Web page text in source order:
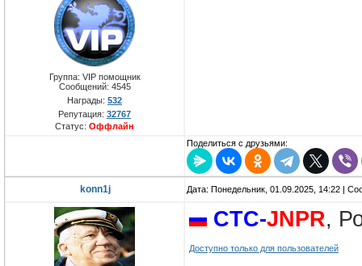
Группа: VIP помощник
Сообщений: 4545
Награды: 532
Репутация: 32767
Статус: Оффлайн
Поделиться с друзьями:
konn1j Дата: Понедельник, 01.09.2025, 14:22 |
CTC-JNPR,
Доступно только для пользователей